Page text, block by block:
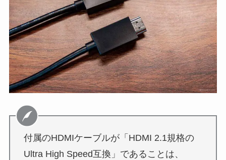
付属のHDMIケーブルが「HDMI 2.1規格の
Ultra High Speed互換」であることは、